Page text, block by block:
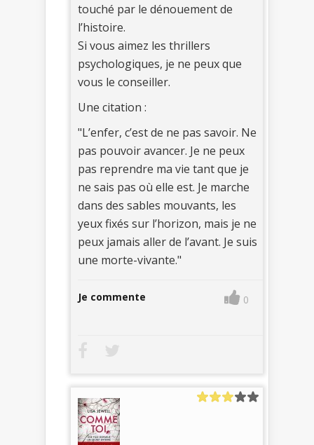
touché par le dénouement de
l’histoire.
Si vous aimez les thrillers
psychologiques, je ne peux que
vous le conseiller.
Une citation :
"L’enfer, c’est de ne pas savoir. Ne
pas pouvoir avancer. Je ne peux
pas reprendre ma vie tant que je
ne sais pas où elle est. Je marche
dans des sables mouvants, les
yeux fixés sur l’horizon, mais je ne
peux jamais aller de l’avant. Je suis
une morte-vivante."
Je commente 0